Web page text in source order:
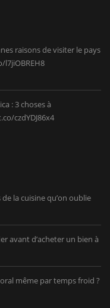
raisons de visiter le pays
: 3 choses à
czdYDJ86x4
la cuisine qu’on oublie
avant d’acheter un bien à
même par temps froid ?